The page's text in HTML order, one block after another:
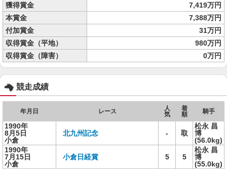
獲得賞金
7,419万円
本賞金
7,388万円
付加賞金
31万円
収得賞金（平地）
980万円
収得賞金（障害）
0万円
競走成績
年月日 レース
人
気
着
順
騎手
1990年
8月5日
小倉
北九州記念 - 取
松永 昌
博
(56.0kg)
1990年
7月15日
小倉
小倉日経賞 5 5
松永 昌
博
(55.0kg)